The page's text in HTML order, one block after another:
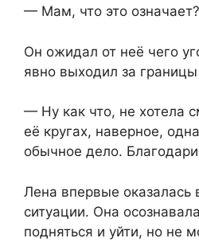
— Мам, что это означает?
Он ожидал от неё чего
явно выходил за
— Ну как что, не хотела
её кругах, наверное,
обычное дело. Благодари
Лена впервые оказалась
ситуации. Она
подняться и уйти, но не